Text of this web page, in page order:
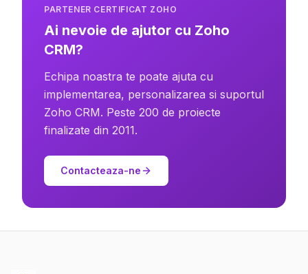
PARTENER CERTIFICAT ZOHO
Ai nevoie de ajutor cu Zoho
CRM?
Echipa noastra te poate ajuta cu
implementarea, personalizarea si suportul
Zoho CRM. Peste 200 de proiecte
finalizate din 2011.
Contacteaza-ne